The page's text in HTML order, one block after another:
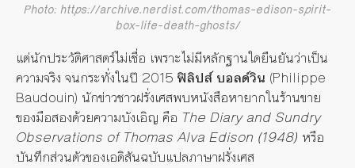
Photo: https://archive.nerdist.com/thomas-edison-spirit-
box-life-death-ghosts/
แต่นักประวัติศาสตร์ไม่เชื่อ เพราะไม่มีหลักฐานใดยืนยันว่าเป็น
ความจริง จนกระทั่งในปี 2015 ฟิลิปส์ บอลด์วิน (Philippe
Baudouin) นักข่าวชาวฝรั่งเศสพบหนังสือหายากในร้านขาย
ของมือสองด้วยความบังเอิญ คือ The Diary and Sundry
Observations of Thomas Alva Edison (1948) หรือ
บันทึกส่วนตัวของเอดิสันฉบับแปลภาษาฝรั่งเศส